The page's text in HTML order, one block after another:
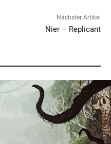
Nächster Artikel
Nier – Replicant